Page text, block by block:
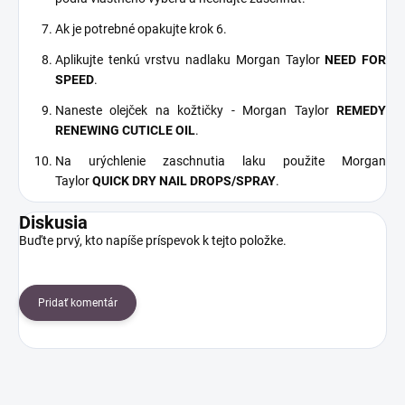
Ak je potrebné opakujte krok 6.
Aplikujte tenkú vrstvu nadlaku Morgan TaylorNEED FOR
SPEED.
Naneste olejček na kožtičky - Morgan Taylor REMEDY
RENEWING CUTICLE OIL.
Na urýchlenie zaschnutia laku použite Morgan
TaylorQUICK DRY NAIL DROPS/SPRAY.
Diskusia
Buďte prvý, kto napíše príspevok k tejto položke.
Pridať komentár